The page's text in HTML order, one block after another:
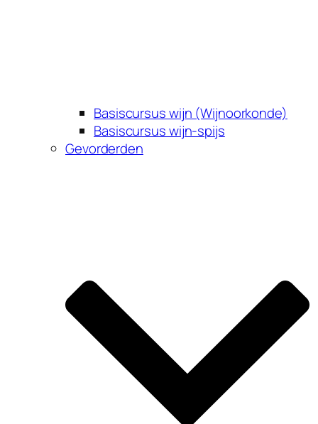
Basiscursus wijn (Wijnoorkonde)
Basiscursus wijn-spijs
Gevorderden